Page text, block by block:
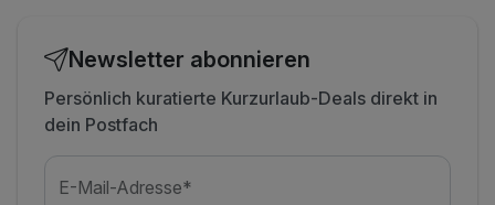
Newsletter abonnieren
Persönlich kuratierte Kurzurlaub-Deals direkt in
dein Postfach
E-Mail-Adresse*